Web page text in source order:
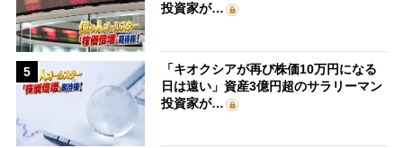
投資家が…
5
「キオクシアが再び株価10万円になる
日は遠い」資産3億円超のサラリーマン
投資家が…